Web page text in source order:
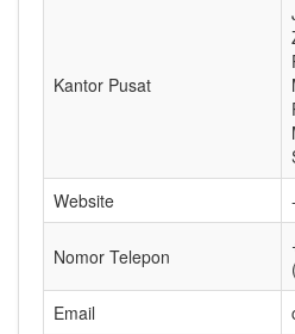
Kantor Pusat
Website
-
Nomor Telepon
Email